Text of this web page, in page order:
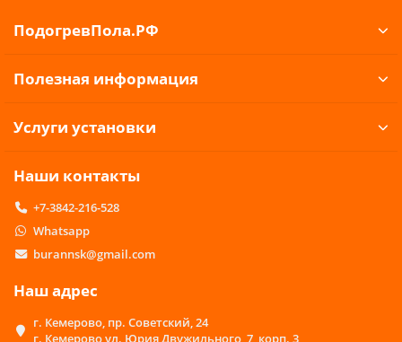
ПодогревПола.РФ
Полезная информация
Услуги установки
Наши контакты
+7-3842-216-528
Whatsapp
burannsk@gmail.com
Наш адрес
г. Кемерово, пр. Советский, 24
г. Кемерово ул. Юрия Двужильного, 7, корп. 3